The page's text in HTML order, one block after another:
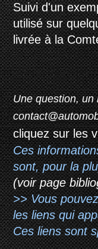
Suivi d'un
utilisé sur
livrée à la
Une question, un
cliquez sur les
Ces
sont, pour la
(voir page
>> Vous
les liens qui
Ces liens sont